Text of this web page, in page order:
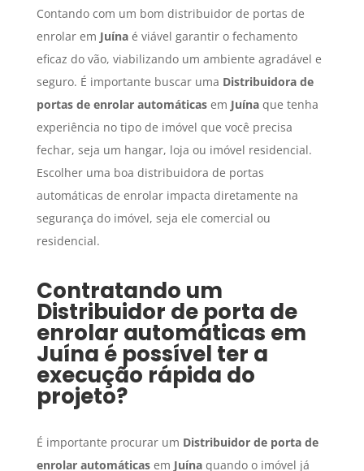
Contando com um bom distribuidor de portas de
enrolar em Juínaé viável garantir o fechamento
eficaz do vão, viabilizando um ambiente agradável e
seguro. É importante buscar uma Distribuidora de
portas de enrolar automáticasem Juínaque tenha
experiência no tipo de imóvel que você precisa
fechar, seja um hangar, loja ou imóvel residencial.
Escolher uma boa distribuidora de portas
automáticas de enrolar impacta diretamente na
segurança do imóvel, seja ele comercial ou
residencial.
Contratando um
Distribuidor de porta de
enrolar automáticas em
Juína é possível ter a
execução rápida do
projeto?
É importante procurar um Distribuidor de porta de
enrolar automáticasem Juínaquando o imóvel já